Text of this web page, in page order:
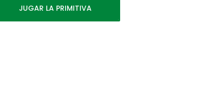
JUGAR LA PRIMITIVA